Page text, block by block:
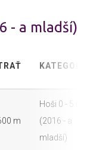
- a mladší)
m
Hoši 0 - 5 let
(2016 - a
mladší)